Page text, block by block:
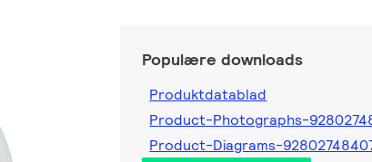
Populære downloads
Produktdatablad
Product-Photographs-
Product-Diagrams-